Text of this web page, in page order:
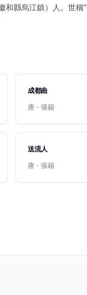
縣烏江鎮）人。世稱“
成都曲
唐 - 張籍
送流人
唐 - 張籍